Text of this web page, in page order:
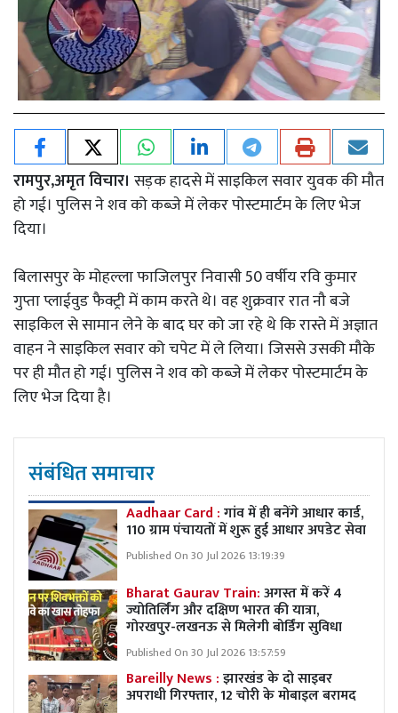
रामपुर,अमृत विचार। सड़क हादसे में साइकिल सवार युवक की मौत
हो गई। पुलिस ने शव को कब्जे में लेकर पोस्टमार्टम के लिए भेज
दिया।
बिलासपुर के मोहल्ला फाजिलपुर निवासी 50 वर्षीय रवि कुमार
गुप्ता प्लाईवुड फैक्ट्री में काम करते थे। वह शुक्रवार रात नौ बजे
साइकिल से सामान लेने के बाद घर को जा रहे थे कि रास्ते में अज्ञात
वाहन ने साइकिल सवार को चपेट में ले लिया। जिससे उसकी मौके
पर ही मौत हो गई। पुलिस ने शव को कब्जे में लेकर पोस्टमार्टम के
लिए भेज दिया है।
संबंधित समाचार
Aadhaar Card :गांव में ही बनेंगे आधार कार्ड,
110 ग्राम पंचायतों में शुरू हुई आधार अपडेट सेवा
Published On 30 Jul 2026 13:19:39
Bharat Gaurav Train:अगस्त में करें 4
ज्योतिर्लिंग और दक्षिण भारत की यात्रा,
गोरखपुर-लखनऊ से मिलेगी बोर्डिंग सुविधा
Published On 30 Jul 2026 13:57:59
Bareilly News :झारखंड के दो साइबर
अपराधी गिरफ्तार, 12 चोरी के मोबाइल बरामद